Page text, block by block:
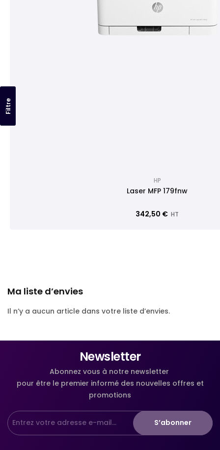
HP
Laser MFP 179fnw
342,50 € HT
Filtre
Ma liste d’envies
Il n’y a aucun article dans votre liste d’envies.
Newsletter
Abonnez vous à notre newsletter
pour être le premier informé des nouvelles offres et
promotions
S’abonner